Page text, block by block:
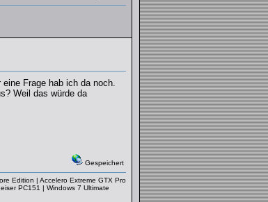
Frage hab ich da noch.
Weil das würde da
Gespeichert
Edition | Accelero Extreme GTX Pro
PC151 | Windows 7 Ultimate